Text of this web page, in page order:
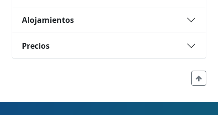
Alojamientos
Precios